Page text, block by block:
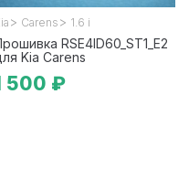
> Carens > 1.6 i
RSE4ID60_ST1_E2
Kia Carens
500 ₽